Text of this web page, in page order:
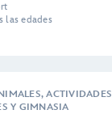
las edades
ACTIVIDADES
Y GIMNASIA